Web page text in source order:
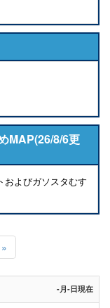
MAP(26/8/6更
およびガソスタむす
-月-日現在